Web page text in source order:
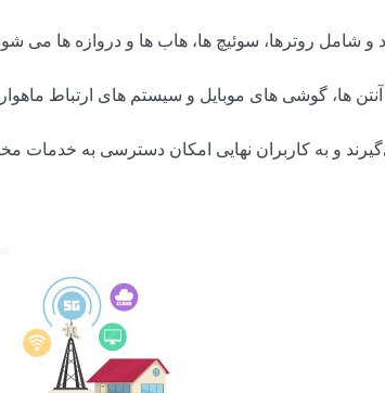
روترها، سوئیچ ها، هاب ها و دروازه ها می
ها، گوشی های موبایل و سیستم های ارتباط
و به کاربران نهایی امکان دسترسی به خدمات